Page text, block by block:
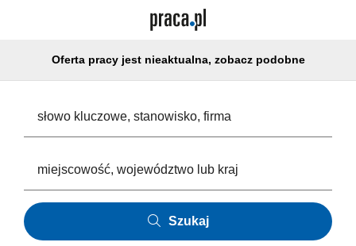
Oferta pracy jest nieaktualna, zobacz podobne
Szukaj